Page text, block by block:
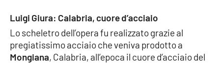
Economia e Lavoro
Politica
Luigi Giura: Calabria, cuore d’acciaio
Lo scheletro dell’opera fu realizzato grazie al
pregiatissimo acciaio che veniva prodotto a
Mongiana, Calabria, all’epoca il cuore d’acciaio del